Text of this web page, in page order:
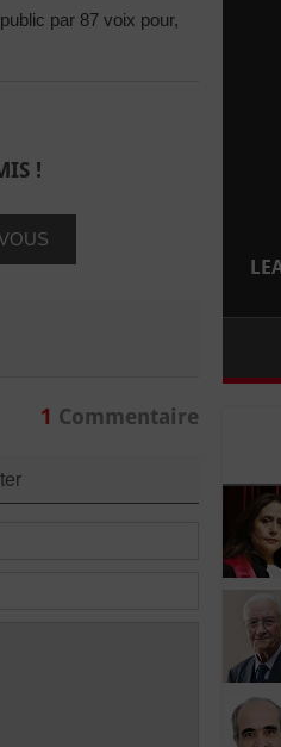
par 87 voix pour,
!
1 Commentaire